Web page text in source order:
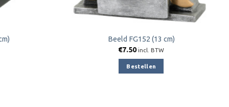
Beeld FG152 (13 cm)
€7.50 incl. BTW
Bestellen